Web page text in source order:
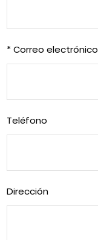
* Correo electrónico
Teléfono
Dirección